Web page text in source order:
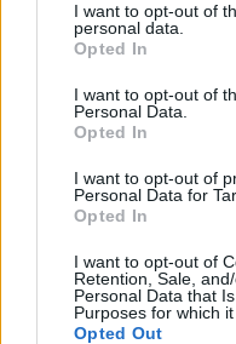
I want to opt-out of
personal data.
Opted In
I want to opt-out of
Personal Data.
Opted In
I want to opt-out of
Personal Data for
Opted In
I want to opt-out of
Retention, Sale,
Personal Data that
Purposes for which it
Opted Out
Satser på
salget